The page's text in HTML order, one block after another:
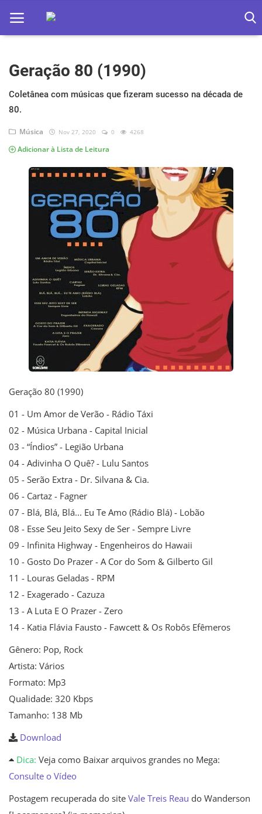
Home
Apps
Games
Web
Música
Jogos hoje na TV
Geração 80 (1990)
Coletânea com músicas que fizeram sucesso na década de
80.
Música Nov 27, 2020 0 4268
Adicionar à Lista de Leitura
Geração 80 (1990)
01 - Um Amor de Verão - Rádio Táxi
02 - Música Urbana - Capital Inicial
03 - “Índios” - Legião Urbana
04 - Adivinha O Quê? - Lulu Santos
05 - Serão Extra - Dr. Silvana & Cia.
06 - Cartaz - Fagner
07 - Blá, Blá, Blá... Eu Te Amo (Rádio Blá) - Lobão
08 - Esse Seu Jeito Sexy de Ser - Sempre Livre
09 - Infinita Highway - Engenheiros do Hawaii
10 - Gosto Do Prazer - A Cor do Som & Gilberto Gil
11 - Louras Geladas - RPM
12 - Exagerado - Cazuza
13 - A Luta E O Prazer - Zero
14 - Katia Flávia Fausto - Fawcett & Os Robôs Efêmeros
Gênero: Pop, Rock
Artista: Vários
Formato: Mp3
Qualidade: 320 Kbps
Tamanho: 138 Mb
Download
Dica: Veja como Baixar arquivos grandes no Mega:
Consulte o Vídeo
Postagem recuperada do site Vale Treis Reau do Wanderson